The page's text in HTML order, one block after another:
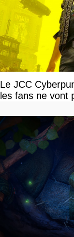
Le JCC
les fans ne vont